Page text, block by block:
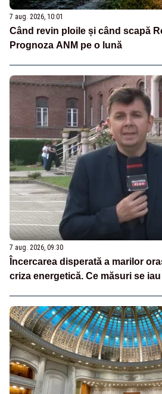
7 aug. 2026, 10:01
Când revin ploile și când scapă
Prognoza ANM pe o lună
7 aug. 2026, 09:30
Încercarea disperată a marilor
criza energetică. Ce măsuri se iau